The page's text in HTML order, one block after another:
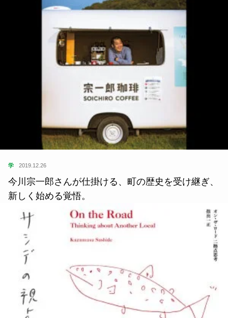
学 2019.12.26
今川宗一郎さんが仕掛ける、町の歴史を受け継ぎ、
新しく始める覚悟。